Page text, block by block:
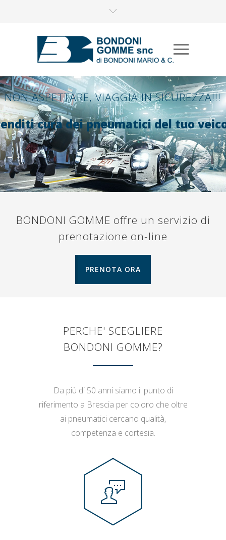
NON ASPETTARE, VIAGGIA IN SICUREZZA!!!
cura dei pneumatici del tuo
BONDONI GOMME offre un servizio di
prenotazione on-line
PRENOTA ORA
PERCHE' SCEGLIERE
BONDONI GOMME?
Da più di 50 anni siamo il punto di
riferimento a Brescia per coloro che oltre
ai pneumatici cercano qualità,
competenza e cortesia.